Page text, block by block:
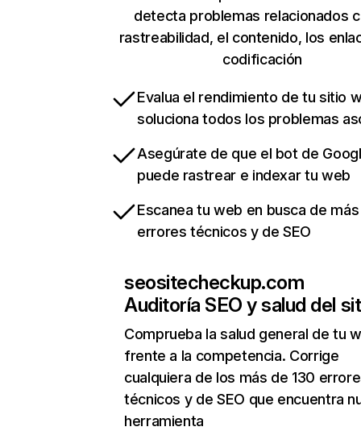
detecta problemas relacionados
rastreabilidad, el contenido, los
codificación
Evalua el rendimiento de tu sitio
soluciona todos los problemas
Asegúrate de que el bot de
puede rastrear e indexar tu web
Escanea tu web en busca de
errores técnicos y de SEO
seositecheckup.com
Auditoría SEO y salud del
Comprueba la salud general de tu
frente a la competencia. Corrige
cualquiera de los más de 130
técnicos y de SEO que encuentra
herramienta